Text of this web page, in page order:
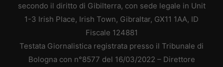
secondo il diritto di Gibilterra, con sede legale in Unit
1-3 Irish Place, Irish Town, Gibraltar, GX11 1AA, ID
Fiscale 124881
Testata Giornalistica registrata presso il Tribunale di
Bologna con n°8577 del 16/03/2022 – Direttore